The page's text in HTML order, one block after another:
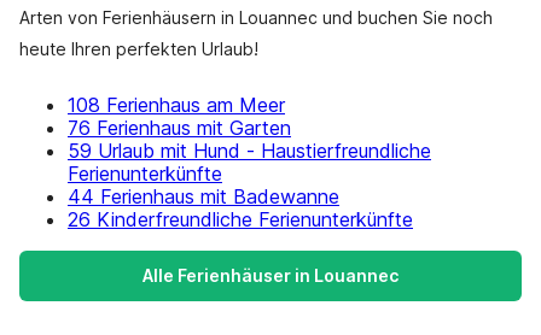
Arten von Ferienhäusern in Louannec und buchen Sie noch
heute Ihren perfekten Urlaub!
108 Ferienhaus am Meer
76 Ferienhaus mit Garten
59 Urlaub mit Hund - Haustierfreundliche
Ferienunterkünfte
44 Ferienhaus mit Badewanne
26 Kinderfreundliche Ferienunterkünfte
Alle Ferienhäuser in Louannec